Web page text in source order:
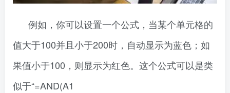
例如，你可以设置一个公式，当某个单元格的
值大于100并且小于200时，自动显示为蓝色；如
果值小于100，则显示为红色。这个公式可以是类
似于“=AND(A1